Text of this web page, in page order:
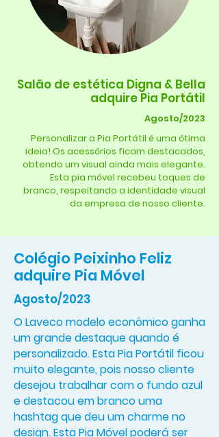
Salão de estética Digna & Bella
adquire Pia Portátil
Agosto/2023
Personalizar a Pia Portátil é uma ótima
ideia! Os acessórios ficam destacados,
obtendo um visual ainda mais elegante.
Esta pia móvel recebeu toques de
branco, respeitando a identidade visual
da empresa de nosso cliente.
Colégio Peixinho Feliz
adquire Pia Móvel
Agosto/2023
O Laveco modelo econômico ganha
um grande destaque quando é
personalizado. Esta Pia Portátil ficou
muito elegante, pois nosso cliente
desejou trabalhar com o fundo azul
e destacou em branco uma
hashtag que deu um charme no
design. Esta Pia Móvel poderá ser